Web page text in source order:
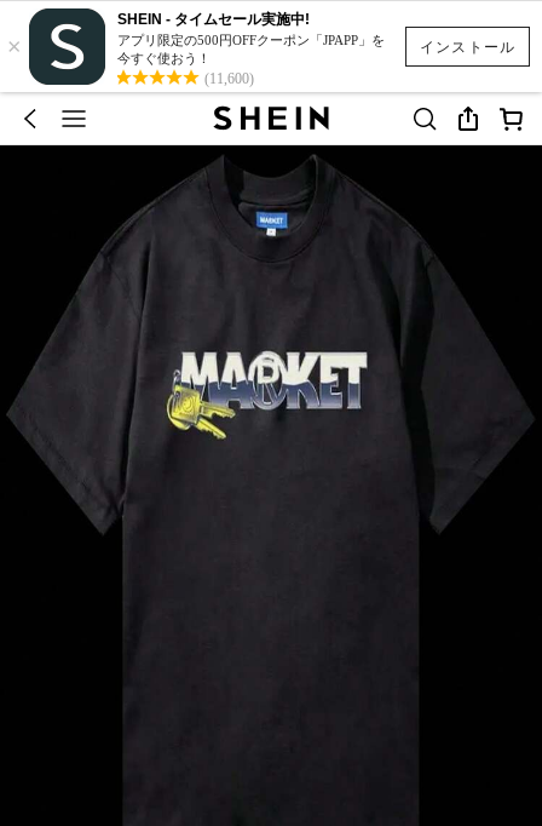
インストール
×
SHEIN - タイムセール実施中!
アプリ限定の500円OFFクーポン「JPAPP」を
今すぐ使おう！
(11,600)